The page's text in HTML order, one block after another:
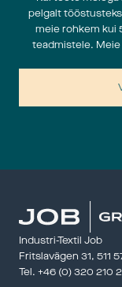
pelgalt
meie rohkem kui
teadmistele.
Industri-Textil Job
Fritslavägen 31, 511
Tel. +46 (0) 320 210